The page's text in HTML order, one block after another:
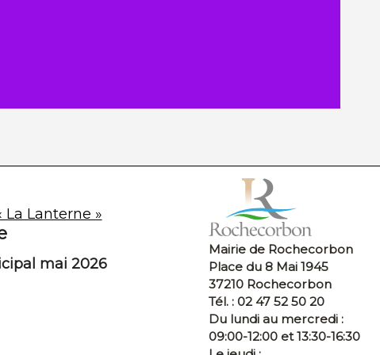
La Lanterne »
mai 2026
Mairie de Rochecorbon
Place du 8 Mai 1945
37210 Rochecorbon
Tél. : 02 47 52 50 20
Du lundi au mercredi :
09:00-12:00 et 13:30-16:30